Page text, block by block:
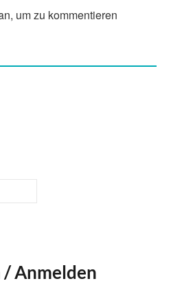
um zu kommentieren
Anmelden